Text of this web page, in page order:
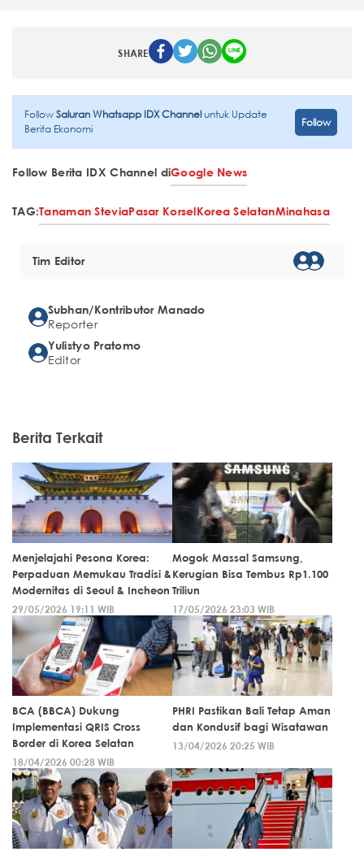
SHARE
FollowSaluran Whatsapp IDX Channeluntuk Update
Berita Ekonomi
Follow
Follow Berita IDX Channel diGoogle News
TAG:Tanaman SteviaPasar KorselKorea SelatanMinahasa
Tim Editor
Subhan/Kontributor Manado
Reporter
Yulistyo Pratomo
Editor
Berita Terkait
Menjelajahi Pesona Korea:
Perpaduan Memukau Tradisi &
Modernitas di Seoul & Incheon
29/05/2026 19:11 WIB
Mogok Massal Samsung,
Kerugian Bisa Tembus Rp1.100
Triliun
17/05/2026 23:03 WIB
BCA (BBCA) Dukung
Implementasi QRIS Cross
Border di Korea Selatan
18/04/2026 00:28 WIB
PHRI Pastikan Bali Tetap Aman
dan Kondusif bagi Wisatawan
13/04/2026 20:25 WIB